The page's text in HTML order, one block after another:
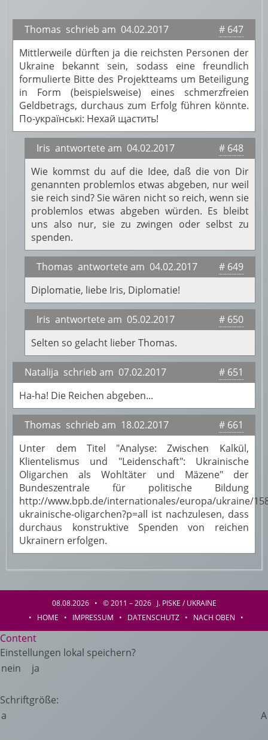
Thomas schrieb am 04.02.2017
# 647
Mittlerweile dürften ja die reichsten Personen der
Ukraine bekannt sein, sodass eine freundlich
formulierte Bitte des Projektteams um Beteiligung
in Form (beispielsweise) eines schmerzfreien
Geldbetrags, durchaus zum Erfolg führen könnte.
По-українські: Нехай щастить!
Iris antwortete am 04.02.2017
# 648
Wie kommst du auf die Idee, daß die von Dir
genannten problemlos etwas abgeben, nur weil
sie reich sind? Sie wären nicht so reich, wenn sie
problemlos etwas abgeben würden. Es bleibt
uns also nur, sie zu zwingen oder selbst zu
spenden.
Thomas antwortete am 04.02.2017
# 649
Diplomatie, liebe Iris, Diplomatie!
Iris antwortete am 05.02.2017
# 650
Selten so gelacht lieber Thomas.
Natalija schrieb am 07.02.2017
# 651
Ha-ha! Die Reichen abgeben...
Thomas schrieb am 18.02.2017
# 661
Unter dem Titel "Analyse: Zwischen Kalkül,
Klientelismus und "Leidenschaft": Ukrainische
Oligarchen als Wohltäter und Mäzene" der
Bundeszentrale für politische Bildung
http://www.bpb.de/internationales/europa/ukraine/
ukrainische-oligarchen?p=all ist nachzulesen, dass
durchaus konstruktive Spenden von reichen
Ukrainern erfolgen.
08.08.2026 • © 2011 – 2026 J. PISKE / UKRAINE
• HOME • IMPRESSUM • DATENSCHUTZ• NACH OBEN •
Content
Einstellungen lokal speichern?
nein
ja
Schriftgröße:
a
A